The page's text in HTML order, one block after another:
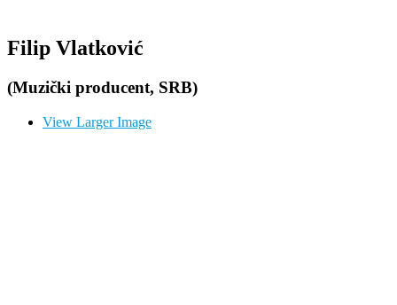
Filip Vlatković
(Muzički producent, SRB)
View Larger Image